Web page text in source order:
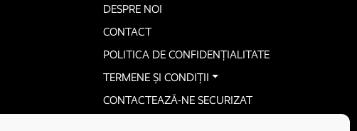
DESPRE NOI
CONTACT
POLITICA DE CONFIDENȚIALITATE
TERMENE ȘI CONDIȚII
CONTACTEAZĂ-NE SECURIZAT